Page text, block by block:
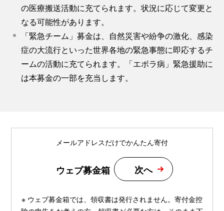
の医療搬送活動に充てられます。状況に応じて変更と
なる可能性があります。
「緊急チーム」募金は、自然災害や紛争の激化、感染
症の大流行といった世界各地の緊急事態に即応するチ
ームの活動に充てられます。「エボラ病」緊急援助に
は本募金の一部を充当します。
メールアドレスだけでかんたん寄付
ウェブ募金箱 次へ
※ ウェブ募金箱では、領収書は発行されません。寄付金控